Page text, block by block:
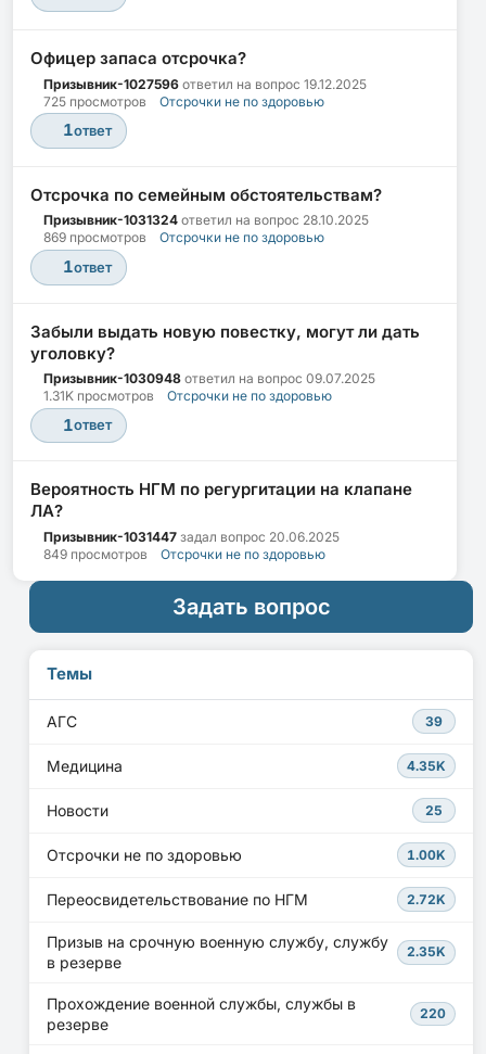
Офицер запаса отсрочка?
Призывник-1027596 ответил на вопрос 19.12.2025
725 просмотров
Отсрочки не по здоровью
1ответ
Отсрочка по семейным обстоятельствам?
Призывник-1031324 ответил на вопрос 28.10.2025
869 просмотров
Отсрочки не по здоровью
1ответ
Забыли выдать новую повестку, могут ли дать
уголовку?
Призывник-1030948 ответил на вопрос 09.07.2025
1.31K просмотров
Отсрочки не по здоровью
1ответ
Вероятность НГМ по регургитации на клапане
ЛА?
Призывник-1031447 задал вопрос 20.06.2025
849 просмотров
Отсрочки не по здоровью
Задать вопрос
Темы
АГС 39
Медицина 4.35K
Новости 25
Отсрочки не по здоровью 1.00K
Переосвидетельствование по НГМ 2.72K
Призыв на срочную военную службу, службу
в резерве
2.35K
Прохождение военной службы, службы в
резерве
220